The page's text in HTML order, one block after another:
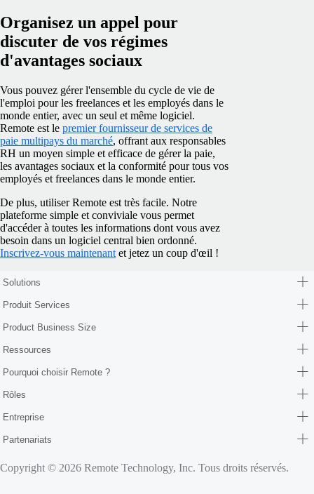
Organisez un appel pour
discuter de vos régimes
d'avantages sociaux
Vous pouvez gérer l'ensemble du cycle de vie de
l'emploi pour les freelances et les employés dans le
monde entier, avec un seul et même logiciel.
Remote est le premier fournisseur de services de
paie multipays du marché, offrant aux responsables
RH un moyen simple et efficace de gérer la paie,
les avantages sociaux et la conformité pour tous vos
employés et freelances dans le monde entier.
De plus, utiliser Remote est très facile. Notre
plateforme simple et conviviale vous permet
d'accéder à toutes les informations dont vous avez
besoin dans un logiciel central bien ordonné.
Inscrivez-vous maintenant et jetez un coup d'œil !
Solutions
Produit Services
Product Business Size
Ressources
Pourquoi choisir Remote ?
Rôles
Entreprise
Partenariats
Copyright © 2026 Remote Technology, Inc. Tous droits réservés.